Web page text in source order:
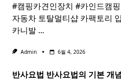
#캠핑카견인장치 #카인드캠
자동차 토탈멀티샵 카팩토리
카니발 ...
Admin 6월 4, 2026
반사요법 반사요법의 기본 개